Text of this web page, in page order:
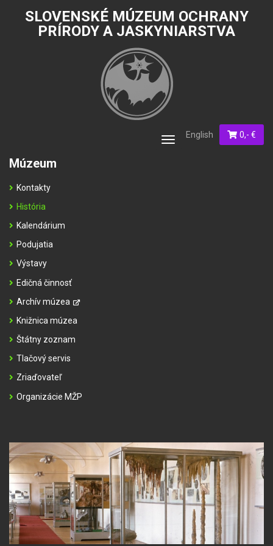
SLOVENSKÉ MÚZEUM OCHRANY
PRÍRODY A JASKYNIARSTVA
English 0,- €
Toggle
Múzeum
Kontakty
História
Kalendárium
Podujatia
Výstavy
Edičná činnosť
Archív múzea
Knižnica múzea
Štátny zoznam
Tlačový servis
Zriaďovateľ
Organizácie MŽP